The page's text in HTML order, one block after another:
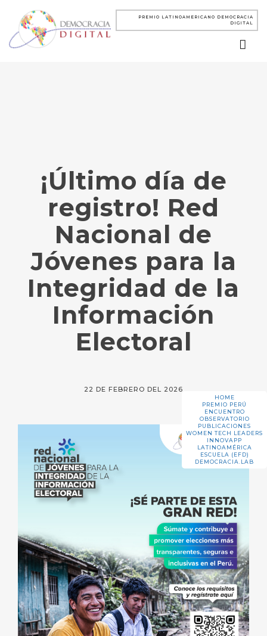
PREMIO LATINOAMERICANO DEMOCRACIA
DIGITAL
HOME
PREMIO PERÚ
ENCUENTRO
OBSERVATORIO
PUBLICACIONES
WOMEN TECH LEADERS
INNOVAPP
LATINOAMÉRICA
ESCUELA (EFD)
DEMOCRACIA.LAB
¡Último día de
registro! Red
Nacional de
Jóvenes para la
Integridad de la
Información
Electoral
22 DE FEBRERO DEL 2026